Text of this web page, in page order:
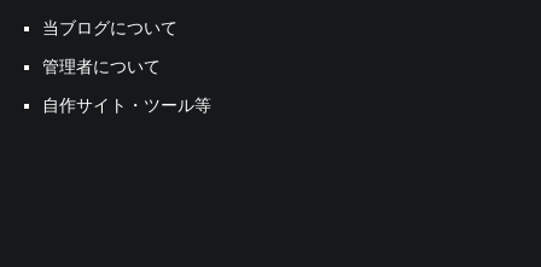
当ブログについて
管理者について
自作サイト・ツール等